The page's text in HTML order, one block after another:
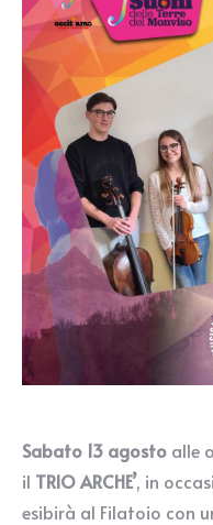
Sabato 13 agosto alle
il TRIO ARCHE’, in
esibirà al Filatoio con